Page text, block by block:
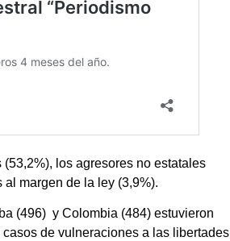
los agresores no estatales
margen de la ley (3,9%).
(496) y Colombia (484) estuvieron
de vulneraciones a las libertades